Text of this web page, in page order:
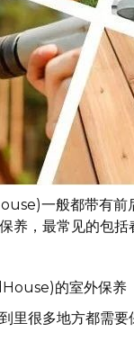
一般都带有前
养，最常见的包
的室外保养
里很多地方都需要